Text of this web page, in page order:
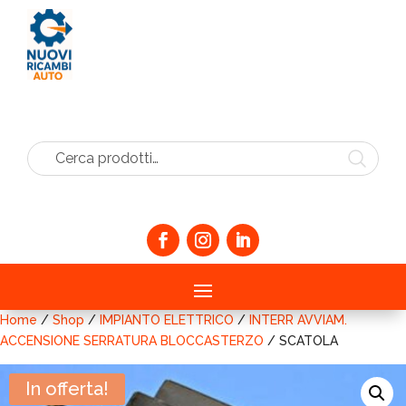
Cerca prodotti…
Home / Shop / IMPIANTO ELETTRICO / INTERR AVVIAM.
ACCENSIONE SERRATURA BLOCCASTERZO / SCATOLA
In offerta!